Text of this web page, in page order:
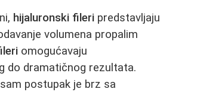
hijaluronski fileri predstavljaju
volumena propalim
omogućavaju
do dramatičnog rezultata.
postupak je brz sa